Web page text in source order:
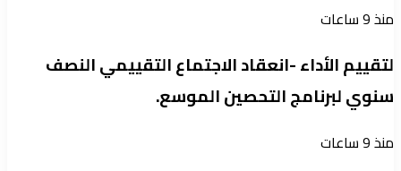
منذ 9 ساعات
لتقييم الأداء -انعقاد الاجتماع التقييمي النصف
سنوي لبرنامج التحصين الموسع.
منذ 9 ساعات